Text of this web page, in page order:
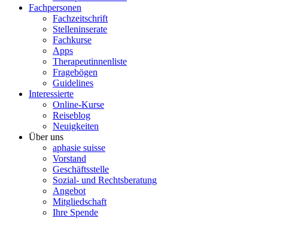
Fachpersonen
Fachzeitschrift
Stelleninserate
Fachkurse
Apps
Therapeutinnenliste
Fragebögen
Guidelines
Interessierte
Online-Kurse
Reiseblog
Neuigkeiten
Über uns
aphasie suisse
Vorstand
Geschäftsstelle
Sozial- und Rechtsberatung
Angebot
Mitgliedschaft
Ihre Spende